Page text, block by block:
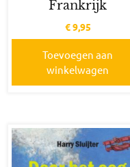
Frankrijk
€9,95
Toevoegen aan
winkelwagen